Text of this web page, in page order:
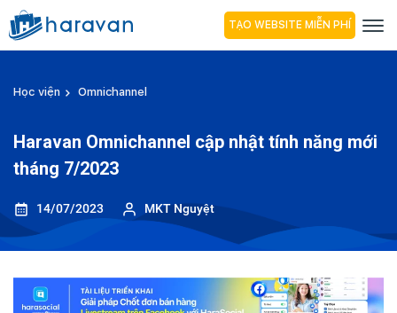
TẠO WEBSITE MIỄN PHÍ
Học viện Omnichannel
Haravan Omnichannel cập nhật tính năng mới
tháng 7/2023
14/07/2023 MKT Nguyệt